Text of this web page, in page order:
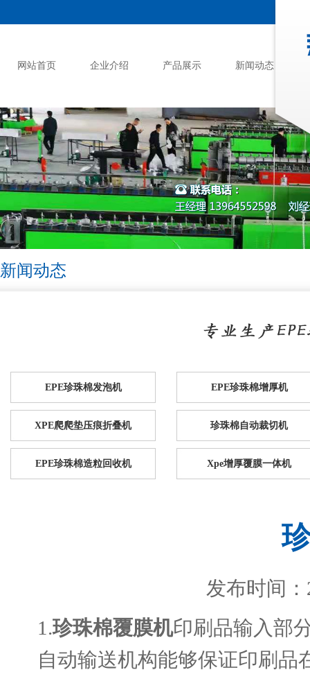
网站首页 企业介绍 产品展示 新闻动态
新闻动态
EPE珍珠棉发泡机 EPE珍珠棉增厚机
XPE爬爬垫压痕折叠机 珍珠棉自动裁切机
EPE珍珠棉造粒回收机 Xpe增厚覆膜一体机
发布时间：
1.珍珠棉覆膜机印刷品输入部
自动输送机构能够保证印刷